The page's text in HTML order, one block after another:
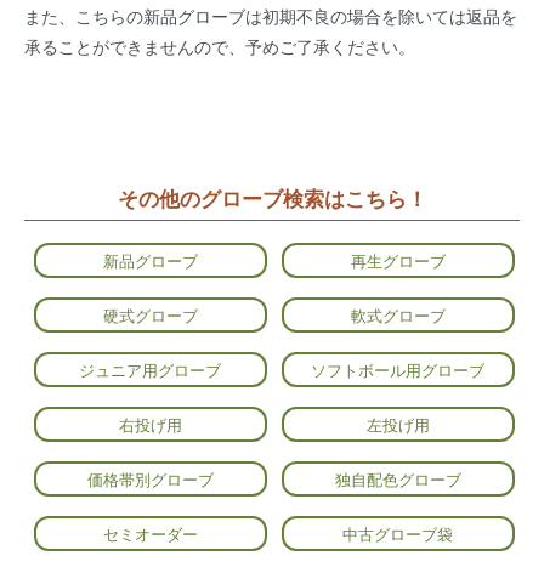
また、こちらの新品グローブは初期不良の場合を除いては返品を
承ることができませんので、予めご了承ください。
その他のグローブ検索はこちら！
新品グローブ 再生グローブ
硬式グローブ 軟式グローブ
ジュニア用グローブ ソフトボール用グローブ
右投げ用 左投げ用
価格帯別グローブ 独自配色グローブ
セミオーダー 中古グローブ袋